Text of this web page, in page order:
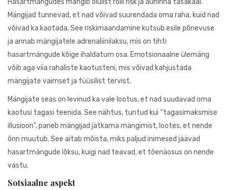
Hasartmängudes mängib olulist rolli risk ja auhinna tasakaal.
Mängijad tunnevad, et nad võivad suurendada oma raha, kuid nad
võivad ka kaotada. See riskimaandamine kutsub esile põnevuse
ja annab mängijatele adrenaliinilaksu, mis on tihti
hasartmängude kõige ihaldatum osa. Emotsionaalne ülemäng
võib aga viia rahaliste kaotusteni, mis võivad kahjustada
mängijate vaimset ja füüsilist tervist.
Mängijate seas on levinud ka vale lootus, et nad suudavad oma
kaotusi tagasi teenida. See nähtus, tuntud kui “tagasimaksmise
illusioon”, paneb mängijad jätkama mängimist, lootes, et nende
õnn muutub. See aitab mõista, miks paljud inimesed jäävad
hasartmängude lõksu, kuigi nad teavad, et tõenäosus on nende
vastu.
Sotsiaalne aspekt